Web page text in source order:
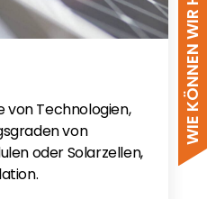
WIE KÖNNEN WIR HELFEN?
von Technologien,
von
oder Solarzellen,